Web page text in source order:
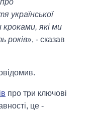
української
які ми
років», - сказав
про три ключові
це -